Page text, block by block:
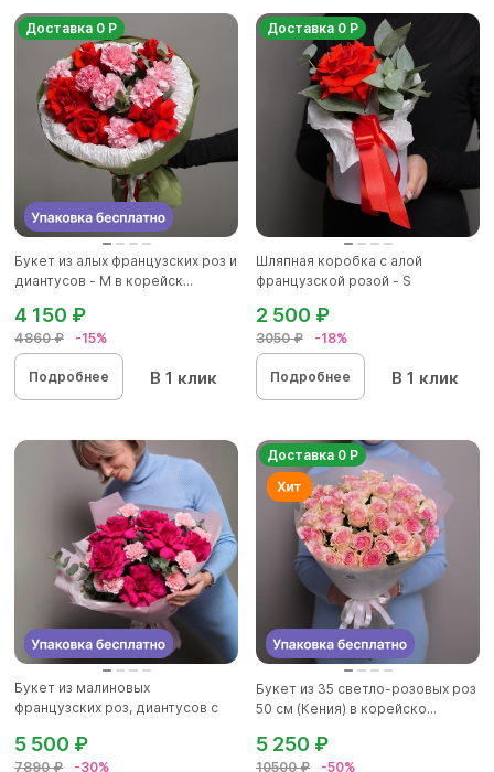
Доставка 0 Р
Букет из алых французских роз и
диантусов - M в корейск...
4860 ₽ -15%
4 150 ₽
Подробнее В 1 клик
Доставка 0 Р
Шляпная коробка с алой
французской розой - S
3050 ₽ -18%
2 500 ₽
Подробнее В 1 клик
Букет из малиновых
французских роз, диантусов с
7890 ₽ -30%
5 500 ₽
Доставка 0 Р
Букет из 35 светло-розовых роз
50 см (Кения) в корейско...
10500 ₽ -50%
5 250 ₽